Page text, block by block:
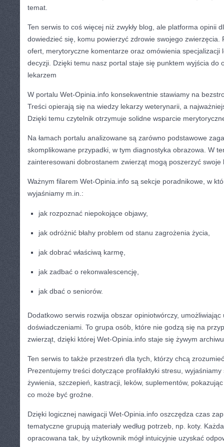
temat.
Ten serwis to coś więcej niż zwykły blog, ale platforma opinii
dowiedzieć się, komu powierzyć zdrowie swojego zwierzęcia.
ofert, merytoryczne komentarze oraz omówienia specjalizacji
decyzji. Dzięki temu nasz portal staje się punktem wyjścia do
lekarzem
W portalu Wet-Opinia.info konsekwentnie stawiamy na
Treści opierają się na wiedzy lekarzy weterynarii, a
Dzięki temu czytelnik otrzymuje solidne wsparcie
Na łamach portalu analizowane są zarówno podstawowe
skomplikowane przypadki, w tym diagnostyka obrazowa. W
zainteresowani dobrostanem zwierząt mogą poszerzyć swoje
Ważnym filarem Wet-Opinia.info są sekcje poradnikowe, w
wyjaśniamy m.in.:
jak rozpoznać niepokojące objawy,
jak odróżnić błahy problem od stanu zagrożenia życia,
jak dobrać właściwą karmę,
jak zadbać o rekonwalescencję,
jak dbać o seniorów.
Dodatkowo serwis rozwija obszar opiniotwórczy,
doświadczeniami. To grupa osób, które nie godzą się na
zwierząt, dzięki której Wet-Opinia.info staje się żywym
Ten serwis to także przestrzeń dla tych, którzy chcą
Prezentujemy treści dotyczące profilaktyki stresu,
żywienia, szczepień, kastracji, leków, suplementów,
co może być groźne.
Dzięki logicznej nawigacji Wet-Opinia.info oszczędza czas
tematyczne grupują materiały według potrzeb, np. koty. Każda
opracowana tak, by użytkownik mógł intuicyjnie uzyskać